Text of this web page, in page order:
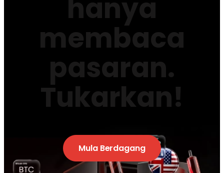
hanya
membaca
pasaran.
Tukarkan!
Mula Berdagang